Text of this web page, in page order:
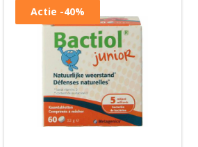
Actie -40%